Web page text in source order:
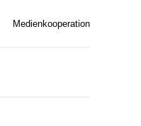
Medienkooperation